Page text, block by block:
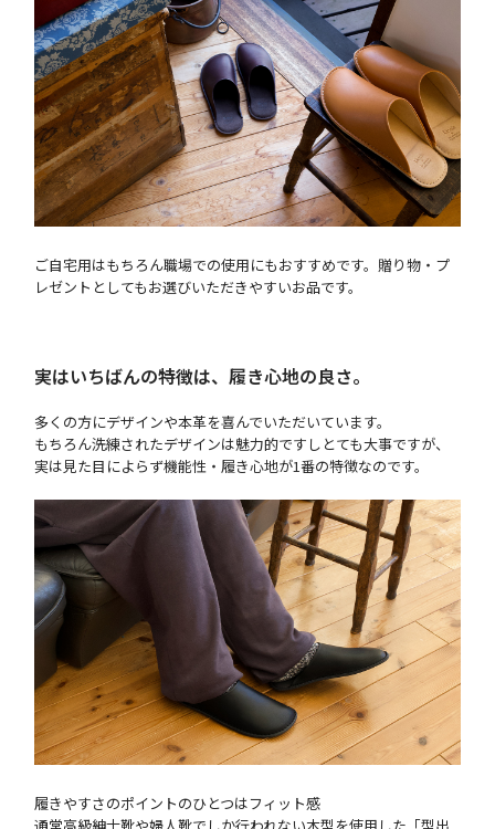
ご自宅用はもちろん職場での使用にもおすすめです。贈り物・プ
レゼントとしてもお選びいただきやすいお品です。
実はいちばんの特徴は、履き心地の良さ。
多くの方にデザインや本革を喜んでいただいています。
もちろん洗練されたデザインは魅力的ですしとても大事ですが、
実は見た目によらず機能性・履き心地が1番の特徴なのです。
履きやすさのポイントのひとつはフィット感